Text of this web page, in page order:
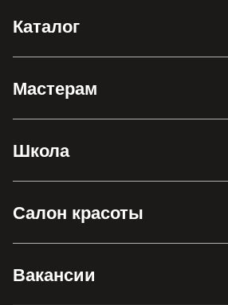
Каталог
Мастерам
Школа
Салон красоты
Вакансии